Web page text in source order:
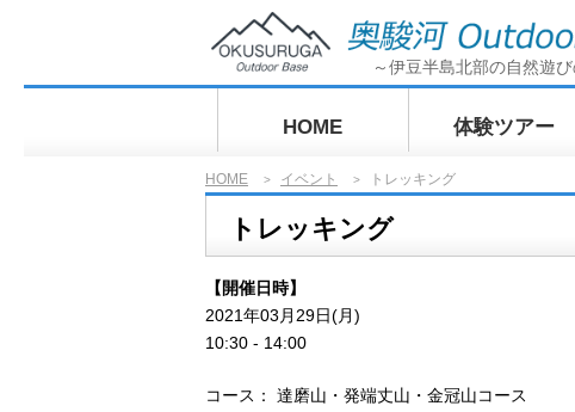
～伊豆半島北部の自然遊
HOME 体験ツアー
HOME > イベント > トレッキング
トレッキング
【開催日時】
2021年03月29日(月)
10:30 - 14:00
コース： 達磨山・発端丈山・金冠山コース